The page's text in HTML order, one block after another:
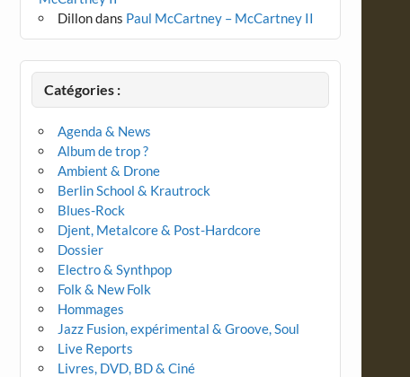
Dillondans Paul McCartney – McCartney II
Catégories :
Agenda & News
Album de trop ?
Ambient & Drone
Berlin School & Krautrock
Blues-Rock
Djent, Metalcore & Post-Hardcore
Dossier
Electro & Synthpop
Folk & New Folk
Hommages
Jazz Fusion, expérimental & Groove, Soul
Live Reports
Livres, DVD, BD & Ciné